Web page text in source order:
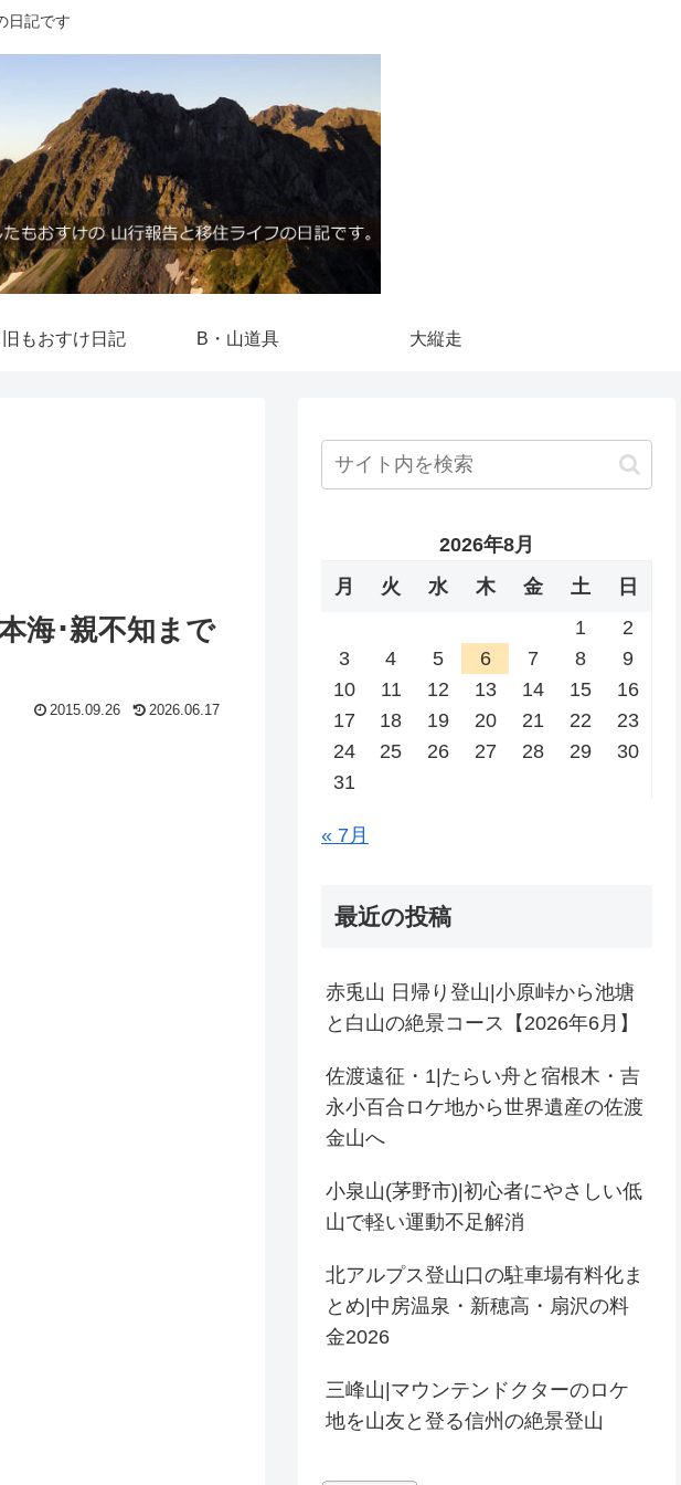
日記です
もおすけ日記 B・山道具 大縦走
海･親不知まで
2015.09.26 2026.06.17
2026年8月
月
火 水 木 金 土
日
1
2
3
4 5 6 7 8
9
10
11 12 13 14 15
16
17
18 19 20 21 22
23
24
25 26 27 28 29
30
31
« 7月
最近の投稿
赤兎山 日帰り登山|小原峠から池塘
と白山の絶景コース【2026年6月】
佐渡遠征・1|たらい舟と宿根木・吉
永小百合ロケ地から世界遺産の佐渡
金山へ
小泉山(茅野市)|初心者にやさしい低
山で軽い運動不足解消
北アルプス登山口の駐車場有料化ま
とめ|中房温泉・新穂高・扇沢の料
金2026
三峰山|マウンテンドクターのロケ
地を山友と登る信州の絶景登山